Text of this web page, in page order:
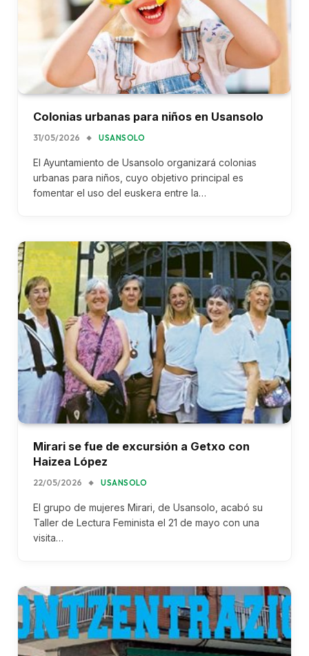
Colonias urbanas para niños en Usansolo
31/05/2026 USANSOLO
El Ayuntamiento de Usansolo organizará colonias
urbanas para niños, cuyo objetivo principal es
fomentar el uso del euskera entre la…
Mirari se fue de excursión a Getxo con
Haizea López
22/05/2026 USANSOLO
El grupo de mujeres Mirari, de Usansolo, acabó su
Taller de Lectura Feminista el 21 de mayo con una
visita…